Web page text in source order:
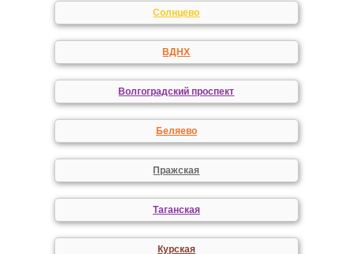
Солнцево
ВДНХ
Волгоградский проспект
Беляево
Пражская
Таганская
Курская